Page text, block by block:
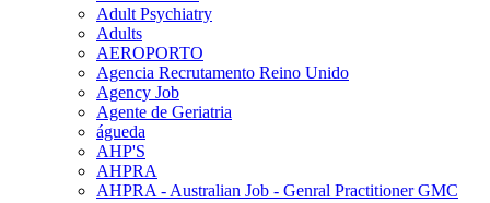
Adult Psychiatry
Adults
AEROPORTO
Agencia Recrutamento Reino Unido
Agency Job
Agente de Geriatria
águeda
AHP'S
AHPRA
AHPRA - Australian Job - Genral Practitioner GMC